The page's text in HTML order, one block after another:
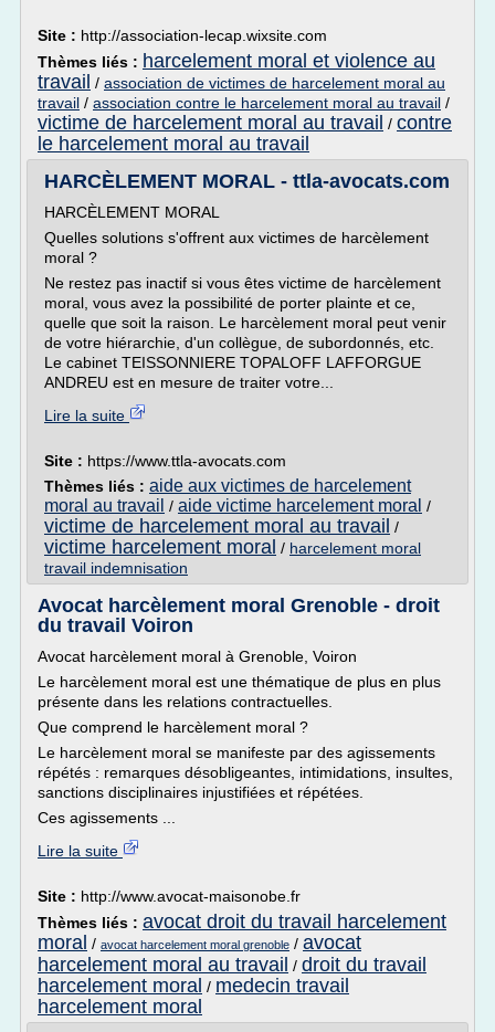
Site : http://association-lecap.wixsite.com
Thèmes liés : harcelement moral et violence au
travail / association de victimes de harcelement moral au
travail / association contre le harcelement moral au travail /
victime de harcelement moral au travail / contre
le harcelement moral au travail
HARCÈLEMENT MORAL - ttla-avocats.com
HARCÈLEMENT MORAL
Quelles solutions s'offrent aux victimes de harcèlement
moral ?
Ne restez pas inactif si vous êtes victime de harcèlement
moral, vous avez la possibilité de porter plainte et ce,
quelle que soit la raison. Le harcèlement moral peut venir
de votre hiérarchie, d'un collègue, de subordonnés, etc.
Le cabinet TEISSONNIERE TOPALOFF LAFFORGUE
ANDREU est en mesure de traiter votre...
Lire la suite
Site : https://www.ttla-avocats.com
Thèmes liés : aide aux victimes de harcelement
moral au travail / aide victime harcelement moral /
victime de harcelement moral au travail /
victime harcelement moral / harcelement moral
travail indemnisation
Avocat harcèlement moral Grenoble - droit
du travail Voiron
Avocat harcèlement moral à Grenoble, Voiron
Le harcèlement moral est une thématique de plus en plus
présente dans les relations contractuelles.
Que comprend le harcèlement moral ?
Le harcèlement moral se manifeste par des agissements
répétés : remarques désobligeantes, intimidations, insultes,
sanctions disciplinaires injustifiées et répétées.
Ces agissements ...
Lire la suite
Site : http://www.avocat-maisonobe.fr
Thèmes liés : avocat droit du travail harcelement
moral / avocat harcelement moral grenoble / avocat
harcelement moral au travail / droit du travail
harcelement moral / medecin travail
harcelement moral